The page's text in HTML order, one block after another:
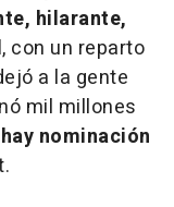
hilarante,
, con un reparto
a la gente
mil millones
nominación